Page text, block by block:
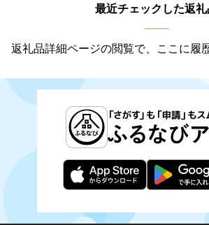
最近チェックした返
返礼品詳細ページの閲覧で、ここに履